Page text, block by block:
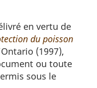
en vertu de
du poisson
(1997),
ou toute
sous le